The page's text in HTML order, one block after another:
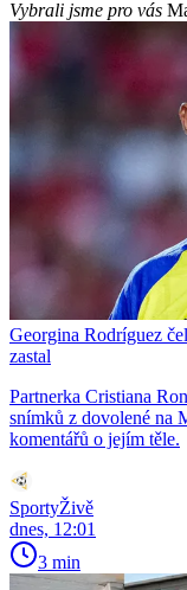
Vybrali jsme pro vás
Georgina Rodríguez
zastal
Partnerka Cristiana
snímků z dovolené na
komentářů o jejím těle.
SportyŽivě
dnes, 12:01
3 min